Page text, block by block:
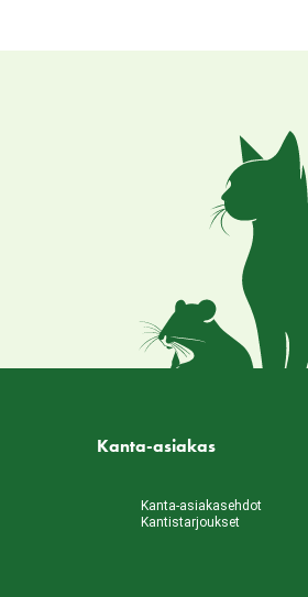
Kanta-asiakas
Kanta-asiakasehdot
Kantistarjoukset